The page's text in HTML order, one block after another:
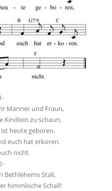
Männer und Fraun,
Kindlein zu schaun,
heute geboren,
euch hat erkoren.
nicht.
Bethlehems Stall,
himmlische Schall!